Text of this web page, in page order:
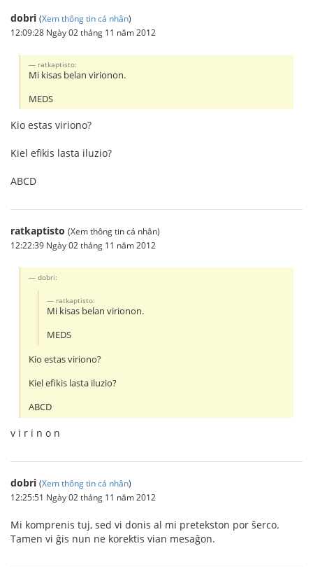
dobri (Xem thông tin cá nhân)
12:09:28 Ngày 02 tháng 11 năm 2012
ratkaptisto:
Mi kisas belan virionon.
MEDS
Kio estas viriono?
Kiel efikis lasta iluzio?
ABCD
ratkaptisto (Xem thông tin cá nhân)
12:22:39 Ngày 02 tháng 11 năm 2012
dobri:
ratkaptisto:
Mi kisas belan virionon.
MEDS
Kio estas viriono?
Kiel efikis lasta iluzio?
ABCD
v i r i n o n
dobri (Xem thông tin cá nhân)
12:25:51 Ngày 02 tháng 11 năm 2012
Mi komprenis tuj, sed vi donis al mi pretekston por ŝerco.
Tamen vi ĝis nun ne korektis vian mesaĝon.